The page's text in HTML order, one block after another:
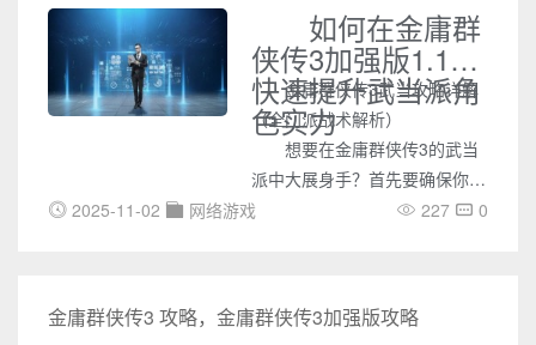
原因常只是因为“炫耀”。
如何在金庸群
侠传3加强版1.1中
快速提升武当派角
色实力
金庸群侠传3武当攻略详解
（全门派战术解析）
想要在金庸群侠传3的武当
派中大展身手？首先要确保你的
悟性达到70以上，选择增加侠义
获取奖励，但第4天午时的强盗
227 0
2025-11-02 网络游戏
金庸群侠传3 攻略，金庸群侠传3加强版攻略